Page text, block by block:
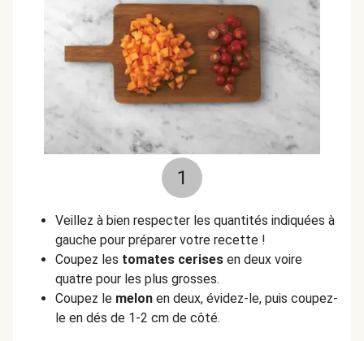
1
Veillez à bien respecter les quantités indiquées à
gauche pour préparer votre recette !
Coupez les tomates cerises en deux voire
quatre pour les plus grosses.
Coupez le melon en deux, évidez-le, puis coupez-
le en dés de 1-2 cm de côté.